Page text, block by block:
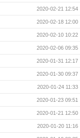
2020-02-21 12:54
2020-02-18 12:00
2020-02-10 10:22
2020-02-06 09:35
2020-01-31 12:17
2020-01-30 09:37
2020-01-24 11:33
2020-01-23 09:51
2020-01-21 12:50
2020-01-20 11:16